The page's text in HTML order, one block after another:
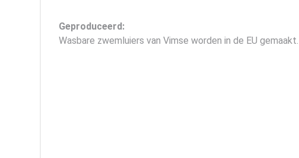
Geproduceerd:
Wasbare zwemluiers van Vimse worden in de EU